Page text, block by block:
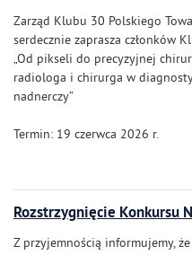
Zarząd Klubu 30 Polskiego
serdecznie zaprasza członków
„Od pikseli do precyzyjnej
radiologa i chirurga w
nadnerczy”
Termin: 19 czerwca 2026 r.
Rozstrzygnięcie Konkursu
Z przyjemnością informujemy,